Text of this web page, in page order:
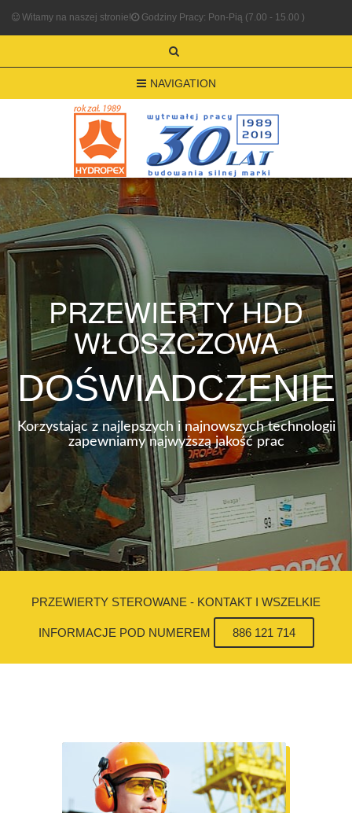
Witamy na naszej stronie! Godziny Pracy: Pon-Pią (7.00 - 15.00 )
NAVIGATION
PRZEWIERTY HDD
WŁOSZCZOWA
DOŚWIADCZENIE
Korzystając z najlepszych i najnowszych technologii
zapewniamy najwyższą jakość prac
PRZEWIERTY STEROWANE - KONTAKT I WSZELKIE
INFORMACJE POD NUMEREM 886 121 714